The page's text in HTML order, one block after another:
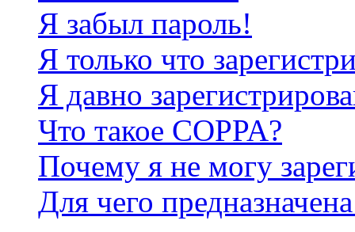
Я забыл пароль!
Я только что
Я давно
Что такое COPPA?
Почему я не могу
Для чего